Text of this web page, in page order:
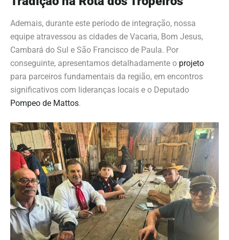
Ademais, durante este período de integração, nossa
equipe atravessou as cidades de Vacaria, Bom Jesus,
Cambará do Sul e São Francisco de Paula. Por
conseguinte, apresentamos detalhadamente o projeto
para parceiros fundamentais da região, em encontros
significativos com lideranças locais e o Deputado
Pompeo de Mattos.